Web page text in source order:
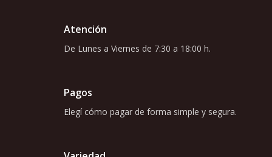
Atención